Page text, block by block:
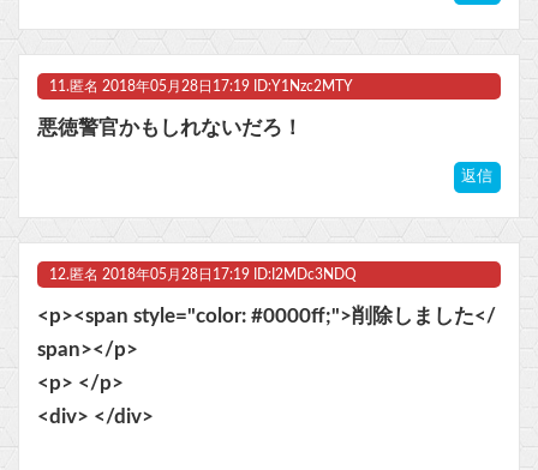
11. 匿名 2018年05月28日17:19 ID:Y1Nzc2MTY
悪徳警官かもしれないだろ！
返信
12. 匿名 2018年05月28日17:19 ID:I2MDc3NDQ
<p><span style="color: #0000ff;">削除しました</
span></p>
<p> </p>
<div> </div>